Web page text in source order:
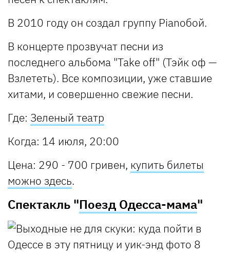
В 2010 году он создал группу Pianoбой.
В концерте прозвучат песни из
последнего альбома "Take off" (Тэйк оф —
Взлететь). Все композиции, уже ставшие
хитами, и совершенно свежие песни.
Где: Зеленый театр
Когда: 14 июля, 20:00
Цена: 290 - 700 гривен, купить билеты
можно здесь.
Спектакль "Поезд Одесса-мама"